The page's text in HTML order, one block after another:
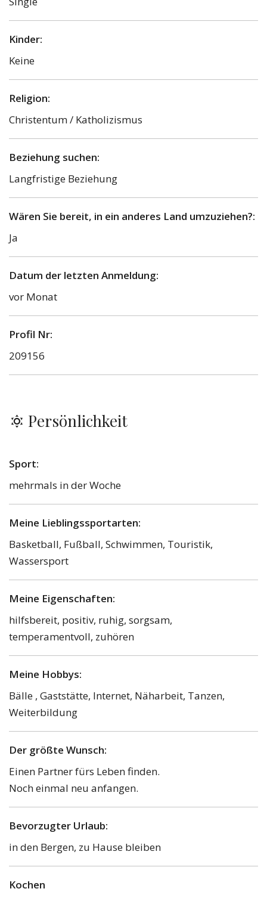
Kinder:
Keine
Religion:
Christentum / Katholizismus
Beziehung suchen:
Langfristige Beziehung
Wären Sie bereit, in ein anderes Land umzuziehen?:
Ja
Datum der letzten Anmeldung:
vor Monat
Profil Nr:
209156
Persönlichkeit
Sport:
mehrmals in der Woche
Meine Lieblingssportarten:
Basketball, Fußball, Schwimmen, Touristik,
Wassersport
Meine Eigenschaften:
hilfsbereit, positiv, ruhig, sorgsam,
temperamentvoll, zuhören
Meine Hobbys:
Bälle , Gaststätte, Internet, Näharbeit, Tanzen,
Weiterbildung
Der größte Wunsch:
Einen Partner fürs Leben finden.
Noch einmal neu anfangen.
Bevorzugter Urlaub:
in den Bergen, zu Hause bleiben
Kochen